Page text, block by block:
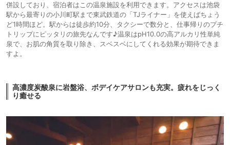
併設しており、宿泊者はこの温泉施設を利用できます。アクセスは池袋
駅から最寄りの小川町駅まで東武鉄道の「TJライナー」を使えばちょう
ど1時間ほど。駅からは徒歩約10分、タクシーで数分と、仕事帰りのプチ
トリップにピッタリの旅先なんです♪温泉はpH10.0の高アルカリ性単純
泉で、お肌の角質を取り除き、スベスベにしてくれる効果が期待できま
すよ。
高濃度炭酸泉に岩盤浴、ボデイケアサロンも充実。疲れをじっく
り癒せる